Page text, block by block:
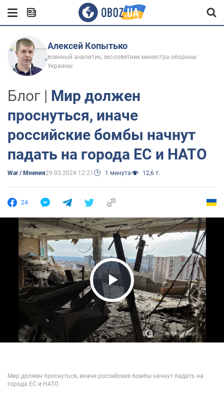
Алексей Копытько
военный аналитик, экс-советник министра обороны
Украины
Блог | Мир должен
проснуться, иначе
российские бомбы начнут
падать на города ЕС и НАТО
War / Мнения29.03.2024 12:21 1 минута 12,6 т.
24
Play Video